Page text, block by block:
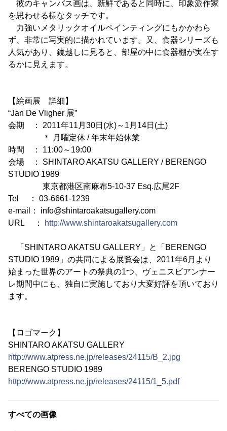
彼のキャンバス画は、新鮮であると同時に、印象派作家
を思わせる様なタッチです。
力強いメタリックオイルペインティングにもかかわら
ず、非常に写実的に描かれています。又、食器シリーズも
人気があり、鏡越しに見ると、部屋の中に食器棚が実在す
るかに見えます。
【絵画展 詳細】
“Jan De Vligher 展”
会期 ： 2011年11月30日(水)～1月14日(土)
＊ 月曜定休 / 年末年始休業
時間 ： 11:00～19:00
会場 ： SHINTARO AKATSU GALLERY / BERENGO
STUDIO 1989
東京都港区南麻布5-10-37 Esq.広尾2F
Tel ： 03-6661-1239
e-mail： info@shintaroakatsugallery.com
URL ：
http://www.shintaroakatsugallery.com
「SHINTARO AKATSU GALLERY」と「BERENGO
STUDIO 1989」の共同による展覧会は、2011年6月より
始まった世界のアートの祭典の1つ、ヴェニスビアンナー
レ期間中にも、独自に実施しており大変好評を頂いており
ます。
【ロゴマーク】
SHINTARO AKATSU GALLERY
http://www.atpress.ne.jp/releases/24115/B_2.jpg
BERENGO STUDIO 1989
http://www.atpress.ne.jp/releases/24115/1_5.pdf
すべての画像